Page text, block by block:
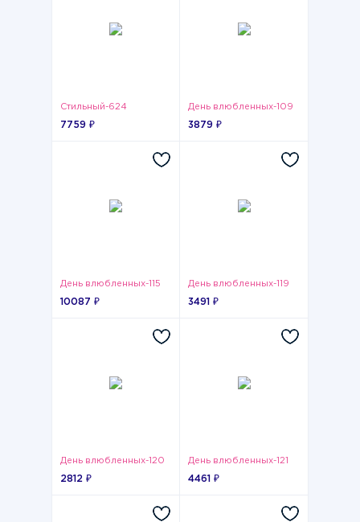
Стильный-624
7759 ₽
День влюбленных-109
3879 ₽
День влюбленных-115
10087 ₽
День влюбленных-119
3491 ₽
День влюбленных-120
2812 ₽
День влюбленных-121
4461 ₽